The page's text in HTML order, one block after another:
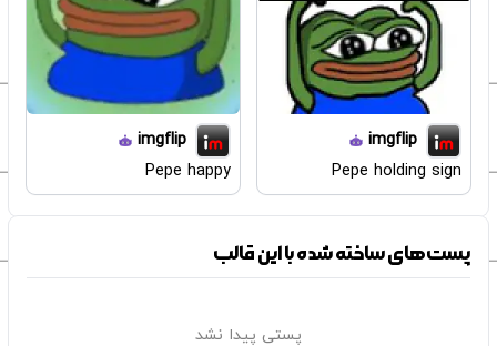
imgflip
Pepe holding sign
imgflip
Pepe happy
پست‌های ساخته شده با این قالب
پستی پیدا نشد